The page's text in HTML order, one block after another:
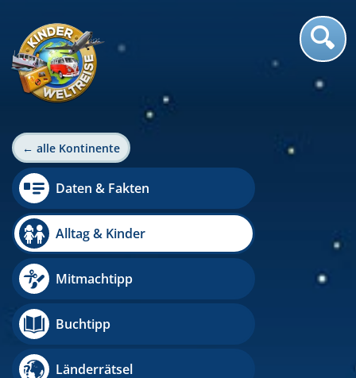
← alle Kontinente
Daten & Fakten
Alltag & Kinder
Mitmachtipp
Buchtipp
Länderrätsel